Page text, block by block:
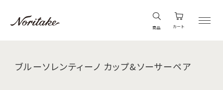
商品 カート
ブルーソレンティーノ カップ&ソーサーペア